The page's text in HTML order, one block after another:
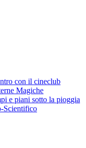
con il cineclub
Magiche
e piani sotto la pioggia
Scientifico